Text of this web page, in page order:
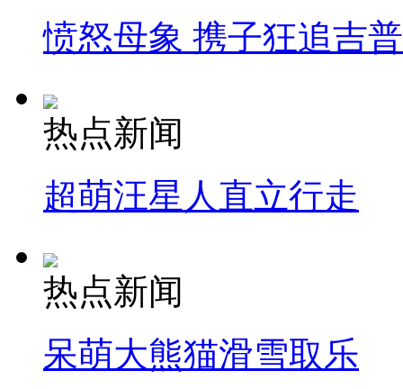
愤怒母象 携子狂追吉
热点新闻
超萌汪星人直立行走
热点新闻
呆萌大熊猫滑雪取乐